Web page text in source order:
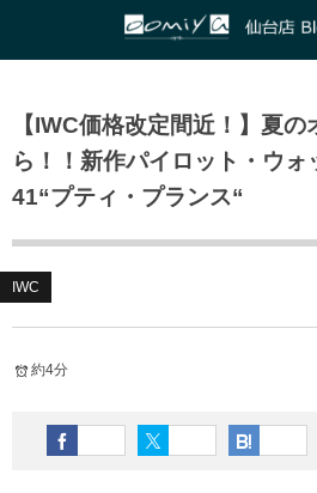
【IWC価格改定間近！】夏
ら！！新作パイロット・ウ
41“プティ・プランス“
IWC
約4分
HUBLOT
ZENITH
IWC
PANERAI
GIRARD-PERREGAUX
Glashütte Original
和歌山本店
心斎橋店
京都店
鹿児島店
ブライトリング ブティック 大阪
ブライトリング ブティック 京都